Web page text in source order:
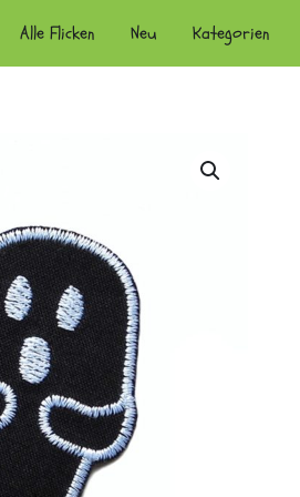
Alle Flicken Neu Kategorien